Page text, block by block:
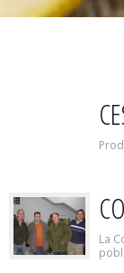
La